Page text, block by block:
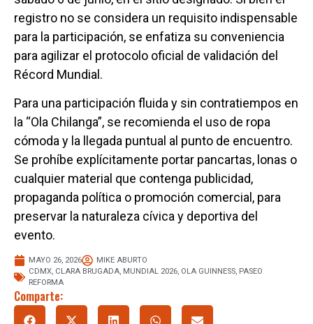
registro no se considera un requisito indispensable
para la participación, se enfatiza su conveniencia
para agilizar el protocolo oficial de validación del
Récord Mundial.
Para una participación fluida y sin contratiempos en
la “Ola Chilanga”, se recomienda el uso de ropa
cómoda y la llegada puntual al punto de encuentro.
Se prohíbe explícitamente portar pancartas, lonas o
cualquier material que contenga publicidad,
propaganda política o promoción comercial, para
preservar la naturaleza cívica y deportiva del
evento.
MAYO 26, 2026
MIKE ABURTO
CDMX, CLARA BRUGADA, MUNDIAL 2026, OLA GUINNESS, PASEO
REFORMA
Comparte: